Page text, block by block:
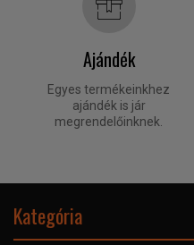
Ajándék
Egyes termékeinkhez
ajándék is jár
megrendelőinknek.
Kategória